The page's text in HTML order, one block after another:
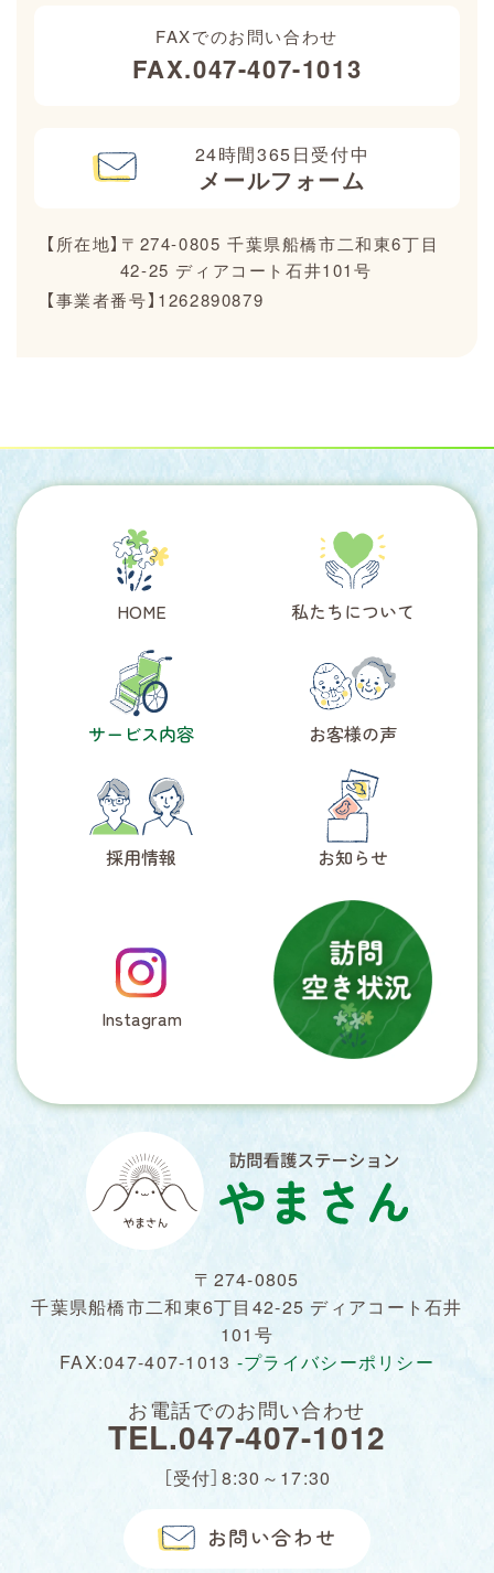
FAXでのお問い合わせ
FAX.047-407-1013
24時間365日受付中
メールフォーム
【所在地】〒274-0805 千葉県船橋市二和東6丁目
42-25 ディアコート石井101号
【事業者番号】1262890879
HOME 私たちについて
サービス内容 お客様の声
採用情報 お知らせ
Instagram
〒274-0805
千葉県船橋市二和東6丁目42-25 ディアコート石井
101号
FAX:047-407-1013 -プライバシーポリシー
お電話でのお問い合わせ
TEL.047-407-1012
［受付］8:30～17:30
お問い合わせ